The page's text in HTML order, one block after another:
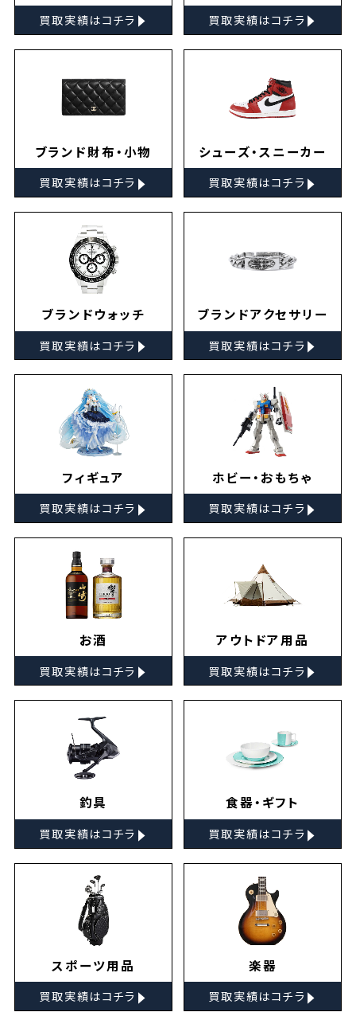
買取実績はコチラ ▸ 買取実績はコチラ ▸
ブランド財布・小物
買取実績はコチラ ▸
シューズ・スニーカー
買取実績はコチラ ▸
ブランドウォッチ
買取実績はコチラ ▸
ブランドアクセサリー
買取実績はコチラ ▸
フィギュア
買取実績はコチラ ▸
ホビー・おもちゃ
買取実績はコチラ ▸
お酒
買取実績はコチラ ▸
アウトドア用品
買取実績はコチラ ▸
釣具
買取実績はコチラ ▸
食器・ギフト
買取実績はコチラ ▸
スポーツ用品
買取実績はコチラ ▸
楽器
買取実績はコチラ ▸